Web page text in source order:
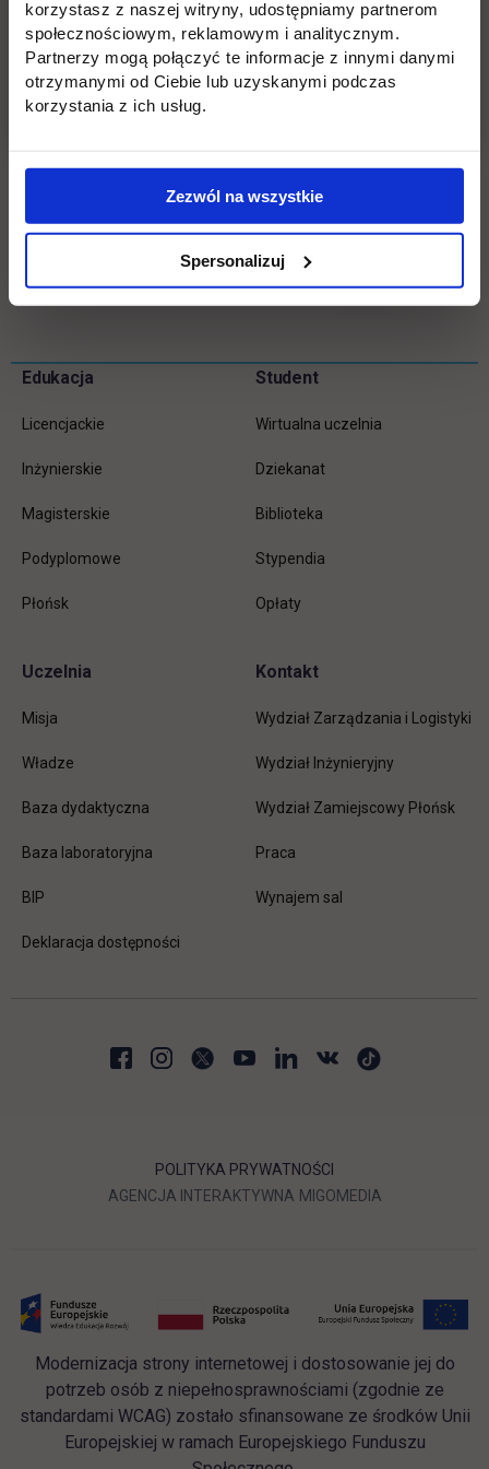
korzystasz z naszej witryny, udostępniamy partnerom
społecznościowym, reklamowym i analitycznym.
Partnerzy mogą połączyć te informacje z innymi danymi
otrzymanymi od Ciebie lub uzyskanymi podczas
korzystania z ich usług.
Zezwól na wszystkie
Spersonalizuj
tel. 22 262 88 88/89
e-mail:rekrutacja@uth.edu.pl
Wróć
Pomiń
Informacje w stopce
Edukacja
Licencjackie
Inżynierskie
Magisterskie
Podyplomowe
Płońsk
Student
Wirtualna uczelnia
Dziekanat
Biblioteka
Stypendia
Opłaty
Uczelnia
Misja
Władze
Baza dydaktyczna
Baza laboratoryjna
BIP
Deklaracja dostępności
Kontakt
Wydział Zarządzania i Logistyki
Wydział Inżynieryjny
Wydział Zamiejscowy Płońsk
Praca
Wynajem sal
POLITYKA PRYWATNOŚCI
AGENCJA INTERAKTYWNA LINK OTWIERA SIĘ W
MIGOMEDIA
Modernizacja strony internetowej i dostosowanie jej do
potrzeb osób z niepełnosprawnościami (zgodnie ze
standardami WCAG) zostało sfinansowane ze środków Unii
Europejskiej w ramach Europejskiego Funduszu